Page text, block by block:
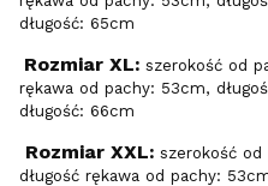
długość: 65cm
Rozmiar XL: szerokość od
rękawa od pachy: 53cm,
długość: 66cm
Rozmiar XXL: szerokość
długość rękawa od pachy: